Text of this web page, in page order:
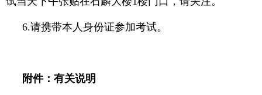
6.请携带本人身份证参加考试。
附件：有关说明